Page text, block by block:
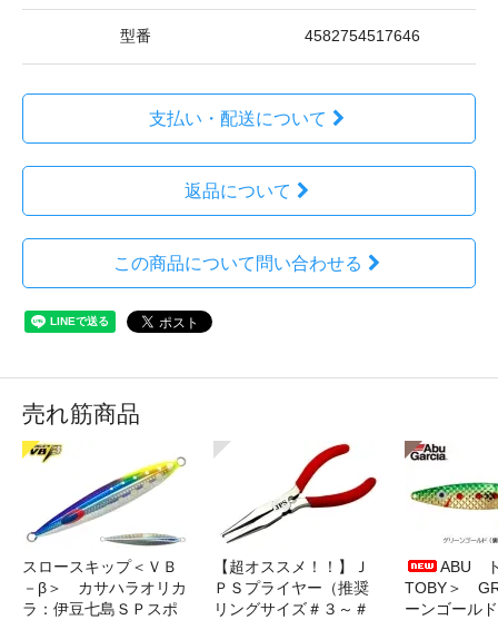
型番 4582754517646
支払い・配送について
返品について
この商品について問い合わせる
売れ筋商品
スロースキップ＜ＶＢ
－β＞ カサハラオリカ
ラ：伊豆七島ＳＰスポ
【超オススメ！！】Ｊ
ＰＳプライヤー（推奨
リングサイズ＃３～＃
ABU
TOBY＞
ーンゴールド